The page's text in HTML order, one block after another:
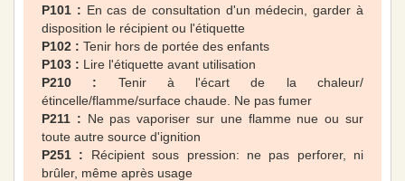
P101 : En cas de consultation d'un médecin, garder à
disposition le récipient ou l'étiquette
P102 : Tenir hors de portée des enfants
P103 : Lire l'étiquette avant utilisation
P210 : Tenir à l'écart de la chaleur/
étincelle/flamme/surface chaude. Ne pas fumer
P211 : Ne pas vaporiser sur une flamme nue ou sur
toute autre source d'ignition
P251 : Récipient sous pression: ne pas perforer, ni
brûler, même après usage